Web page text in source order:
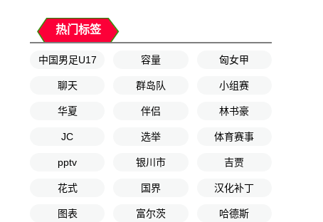
热门标签
中国男足U17 容量 匈女甲
聊天 群岛队 小组赛
华夏 伴侣 林书豪
JC 选举 体育赛事
pptv 银川市 吉贾
花式 国界 汉化补丁
图表 富尔茨 哈德斯